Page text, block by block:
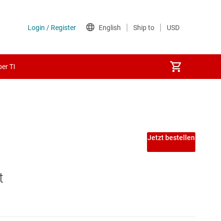
TI
Jetzt bestellen